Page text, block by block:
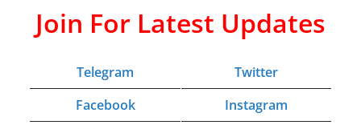
Join For Latest Updates
Telegram
Twitter
Facebook
Instagram